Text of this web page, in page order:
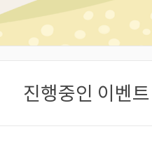
진행중인 이벤트